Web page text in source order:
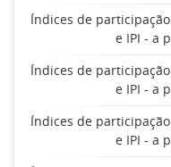
Índices de
e IPI - a
Índices de
e IPI - a
Índices de
e IPI - a